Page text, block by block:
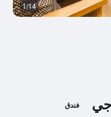
فندق
1/14